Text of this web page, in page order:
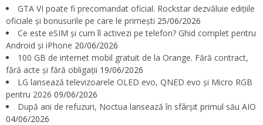
GTA VI poate fi precomandat oficial. Rockstar dezvăluie edițiile
oficiale și bonusurile pe care le primești 25/06/2026
Ce este eSIM și cum îl activezi pe telefon? Ghid complet pentru
Android și iPhone 20/06/2026
100 GB de internet mobil gratuit de la Orange. Fără contract,
fără acte și fără obligații 19/06/2026
LG lansează televizoarele OLED evo, QNED evo și Micro RGB
pentru 2026 09/06/2026
După ani de refuzuri, Noctua lansează în sfârșit primul său AIO
04/06/2026